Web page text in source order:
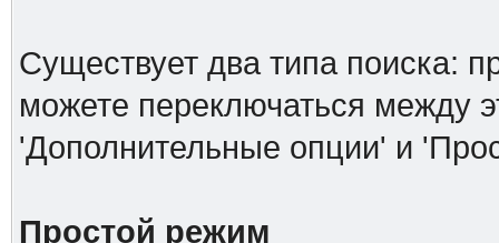
Существует два типа поиска:
можете переключаться между
'Дополнительные опции' и
Простой режим